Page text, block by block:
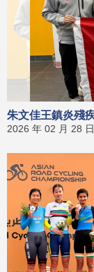
朱文佳王鎮炎殘
2026 年 02 月 28 日